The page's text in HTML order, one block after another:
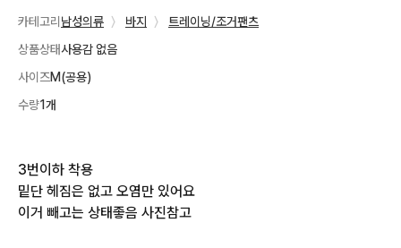
카테고리 남성의류 〉 바지 〉
트레이닝/조거팬츠
상품상태사용감 없음
사이즈M(공용)
수량1개
3번이하 착용
밑단 헤짐은 없고 오염만 있어요
이거 빼고는 상태좋음 사진참고